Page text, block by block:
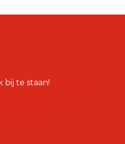
te staan!